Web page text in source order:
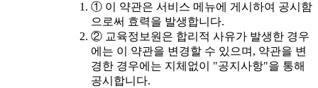
① 이 약관은 서비스 메뉴에 게시하여 공시함
으로써 효력을 발생합니다.
② 교육정보원은 합리적 사유가 발생한 경우
에는 이 약관을 변경할 수 있으며, 약관을 변
경한 경우에는 지체없이 "공지사항"을 통해
공시합니다.